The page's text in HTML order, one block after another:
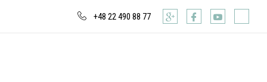
+48 22 490 88 77